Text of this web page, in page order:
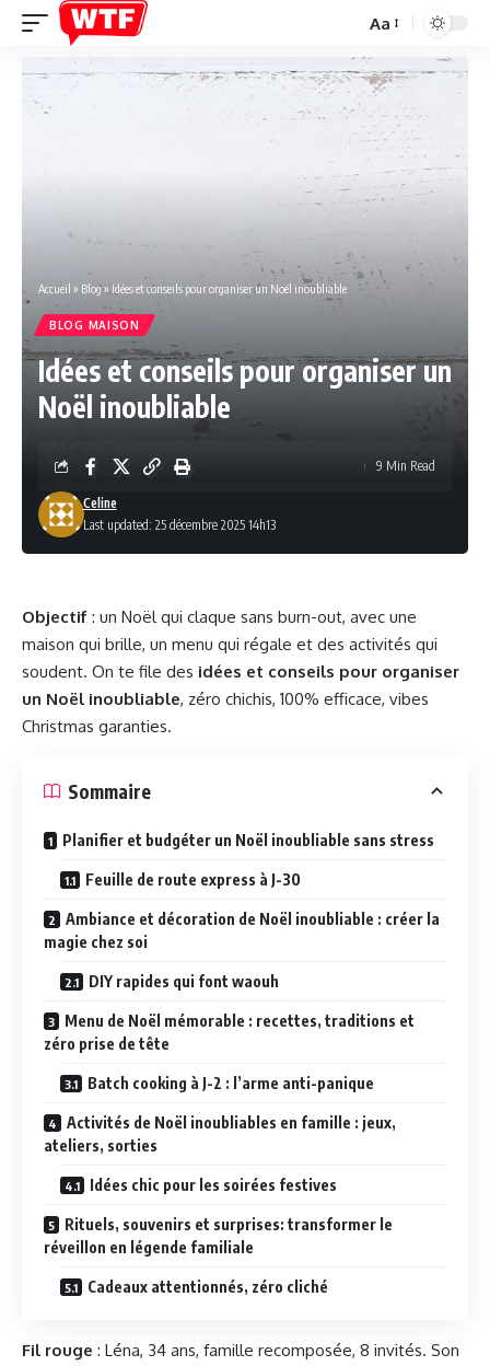
Font
Resizer
Aa
Accueil » Blog» Idées et conseils pour organiser un Noël inoubliable
BLOG MAISON
Idées et conseils pour organiser un
Noël inoubliable
Last updated: 25 décembre 2025 14h13
Celine
9 Min Read
Objectif : un Noël qui claque sans burn-out, avec une
maison qui brille, un menu qui régale et des activités qui
soudent. On te file des idées et conseils pour organiser
un Noël inoubliable, zéro chichis, 100% efficace, vibes
Christmas garanties.
Sommaire
Planifier et budgéter un Noël inoubliable sans stress
Feuille de route express à J-30
Ambiance et décoration de Noël inoubliable : créer la
magie chez soi
DIY rapides qui font waouh
Menu de Noël mémorable : recettes, traditions et
zéro prise de tête
Batch cooking à J-2 : l’arme anti-panique
Activités de Noël inoubliables en famille : jeux,
ateliers, sorties
Idées chic pour les soirées festives
Rituels, souvenirs et surprises: transformer le
réveillon en légende familiale
Cadeaux attentionnés, zéro cliché
Fil rouge : Léna, 34 ans, famille recomposée, 8 invités. Son